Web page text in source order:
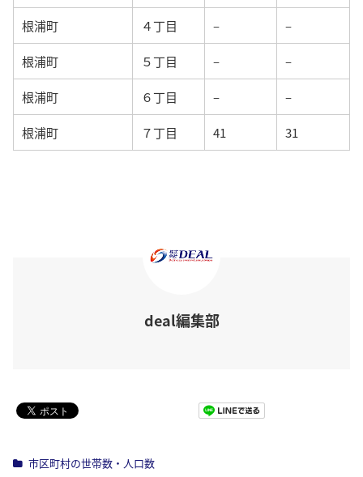
根浦町 ４丁目 – –
根浦町 ５丁目 – –
根浦町 ６丁目 – –
根浦町 ７丁目 41 31
deal編集部
市区町村の世帯数・人口数